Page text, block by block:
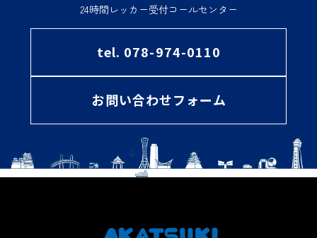
24時間レッカー受付コールセンター
tel. 078-974-0110
お問い合わせフォーム